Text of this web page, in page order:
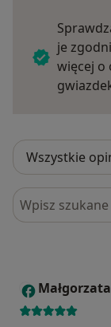
je
więcej o
Szukaj w
M Małgorzata